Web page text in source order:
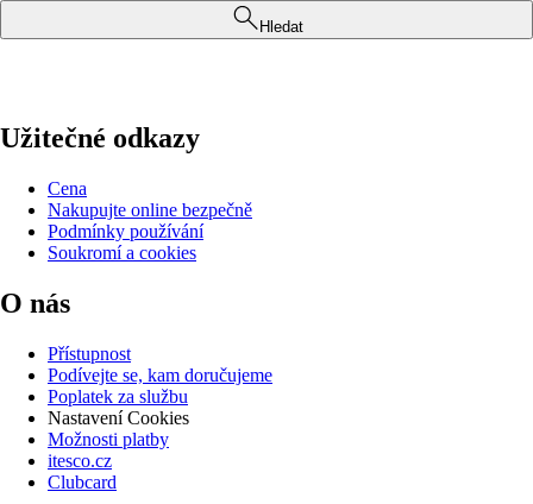
Hledat
Užitečné odkazy
Cena
Nakupujte online bezpečně
Podmínky používání
Soukromí a cookies
O nás
Přístupnost
Podívejte se, kam doručujeme
Poplatek za službu
Nastavení Cookies
Možnosti platby
itesco.cz
Clubcard